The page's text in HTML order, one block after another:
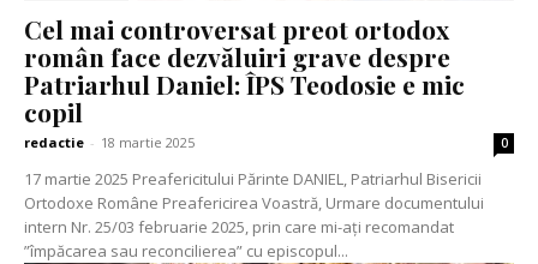
Cel mai controversat preot ortodox
român face dezvăluiri grave despre
Patriarhul Daniel: ÎPS Teodosie e mic
copil
redactie - 18 martie 2025 0
17 martie 2025 Preafericitului Părinte DANIEL, Patriarhul Bisericii
Ortodoxe Române Preafericirea Voastră, Urmare documentului
intern Nr. 25/03 februarie 2025, prin care mi-ați recomandat
”împăcarea sau reconcilierea” cu episcopul...